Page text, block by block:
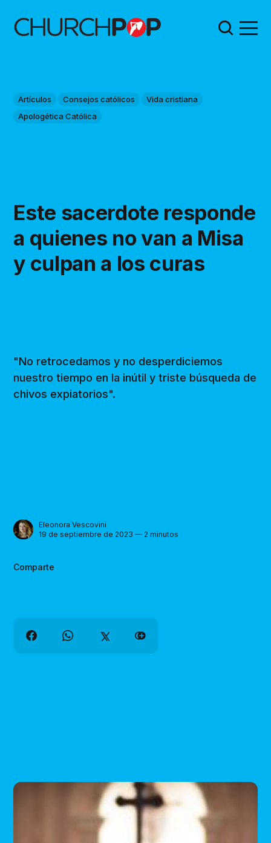
Artículos Consejos católicos
Vida cristiana
Apologética Católica
Este sacerdote responde
a quienes no van a Misa
y culpan a los curas
"No retrocedamos y no desperdiciemos
nuestro tiempo en la inútil y triste búsqueda de
chivos expiatorios".
Eleonora Vescovini
19 de septiembre de 2023 — 2 minutos
Comparte